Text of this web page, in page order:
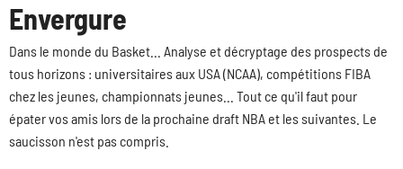
Envergure
Dans le monde du Basket... Analyse et décryptage des prospects de
tous horizons : universitaires aux USA (NCAA), compétitions FIBA
chez les jeunes, championnats jeunes... Tout ce qu'il faut pour
épater vos amis lors de la prochaine draft NBA et les suivantes. Le
saucisson n'est pas compris.